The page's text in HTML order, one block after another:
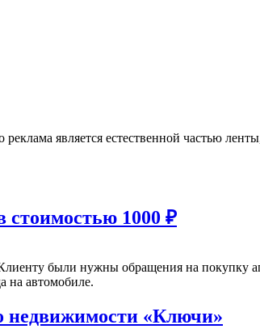
является естественной частью
стоимостью 1000 ₽
были нужны обращения на покупку
на автомобиле.
недвижимости «Ключи»